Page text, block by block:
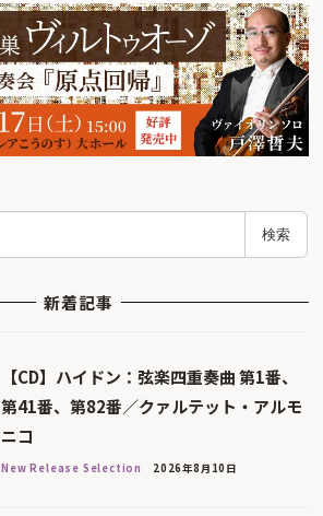
検索
新着記事
【CD】ハイドン：弦楽四重奏曲 第1番、
第41番、第82番／クァルテット・アルモ
ニコ
New Release Selection 2026年8月10日